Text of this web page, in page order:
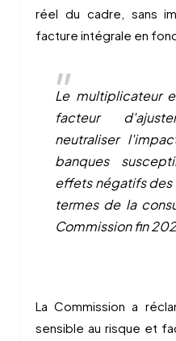
réel du cadre, sans
facture intégrale en
Le multiplicateur
facteur
neutraliser
banques
effets négatifs des
termes de la
Commission fin
La Commission a
sensible au risque et